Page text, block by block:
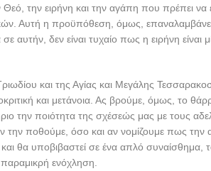
την ειρήνη και την αγάπη που πρέπει να
Αυτή η προϋπόθεση, όμως,
αυτήν, δεν είναι τυχαίο πως η ειρήνη
και της Αγίας και Μεγάλης
και μετάνοια. Ας βρούμε, όμως, το
την ποιότητα της σχέσεώς μας με τους
την ποθούμε, όσο και αν νομίζουμε πως την
θα υποβιβαστεί σε ένα απλό συναίσθημα,
ενόχληση.